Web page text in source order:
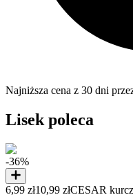
Najniższa cena z 30 dni
Lisek poleca
-36%
6,99 zł10,99 złCESAR